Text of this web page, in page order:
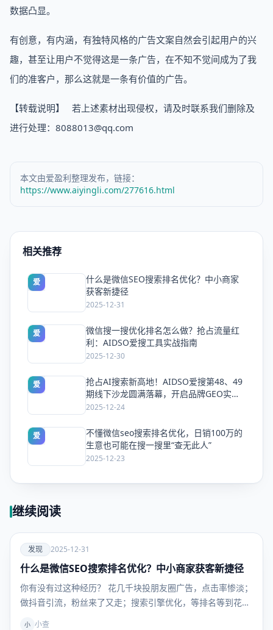
数据凸显。
有创意，有内涵，有独特风格的广告文案自然会引起用户的兴
趣，甚至让用户不觉得这是一条广告，在不知不觉间成为了我
们的准客户，那么这就是一条有价值的广告。
【转载说明】 若上述素材出现侵权，请及时联系我们删除及
进行处理：8088013@qq.com
本文由爱盈利整理发布，链接：
https://www.aiyingli.com/277616.html
相关推荐
爱
什么是微信SEO搜索排名优化？中小商家
获客新捷径
2025-12-31
爱
微信搜一搜优化排名怎么做？抢占流量红
利：AIDSO爱搜工具实战指南
2025-12-30
爱
抢占AI搜索新高地！AIDSO爱搜第48、49
期线下沙龙圆满落幕，开启品牌GEO实战
新纪元
2025-12-24
爱
不懂微信seo搜索排名优化，日销100万的
生意也可能在搜一搜里“查无此人”
2025-12-23
继续阅读
爱
发现
发现 2025-12-31
什么是微信SEO搜索排名优化？中小商家获客新捷径
你有没有过这种经历？ 花几千块投朋友圈广告，点击率惨淡；
做抖音引流，粉丝来了又走；搜索引擎优化，等排名等到花
小 小查